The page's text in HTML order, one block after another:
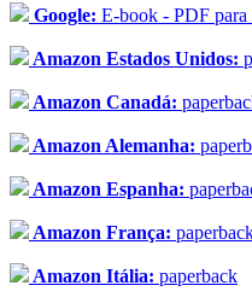
Google: E-book - PDF para
Amazon Estados Unidos:
Amazon Canadá:
Amazon Alemanha:
Amazon Espanha:
Amazon França:
Amazon Itália: paperback